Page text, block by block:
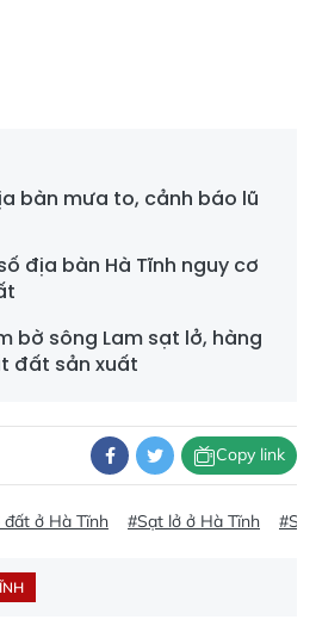
bàn mưa to, cảnh báo lũ
địa bàn Hà Tĩnh nguy cơ
bờ sông Lam sạt lở, hàng
đất sản xuất
Copy link
đất ở Hà Tĩnh #Sạt lở ở Hà Tĩnh